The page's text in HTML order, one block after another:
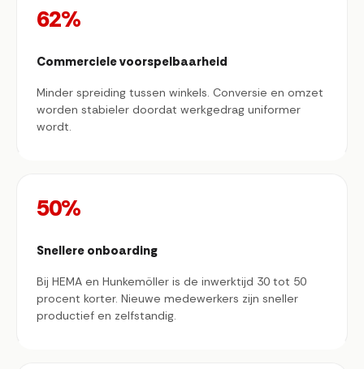
62%
Commerciele voorspelbaarheid
Minder spreiding tussen winkels. Conversie en omzet
worden stabieler doordat werkgedrag uniformer
wordt.
50%
Snellere onboarding
Bij HEMA en Hunkemöller is de inwerktijd 30 tot 50
procent korter. Nieuwe medewerkers zijn sneller
productief en zelfstandig.